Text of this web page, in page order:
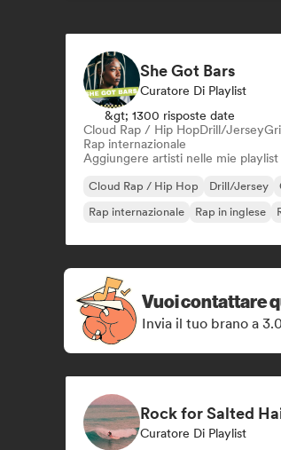
She Got Bars
Curatore Di Playlist
&gt; 1300 risposte date
Cloud Rap / Hip HopDrill/Jersey
Rap internazionale
Aggiungere artisti nelle mie
Cloud Rap / Hip Hop Drill/Jersey
Rap internazionale
Rap in inglese
Vuoi contattare
Invia il tuo brano a
Curatore Di Playlist